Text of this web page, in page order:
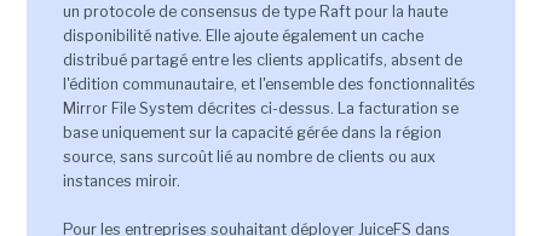
un protocole de consensus de type Raft pour la haute
disponibilité native. Elle ajoute également un cache
distribué partagé entre les clients applicatifs, absent de
l'édition communautaire, et l'ensemble des fonctionnalités
Mirror File System décrites ci-dessus. La facturation se
base uniquement sur la capacité gérée dans la région
source, sans surcoût lié au nombre de clients ou aux
instances miroir.
Pour les entreprises souhaitant déployer JuiceFS dans